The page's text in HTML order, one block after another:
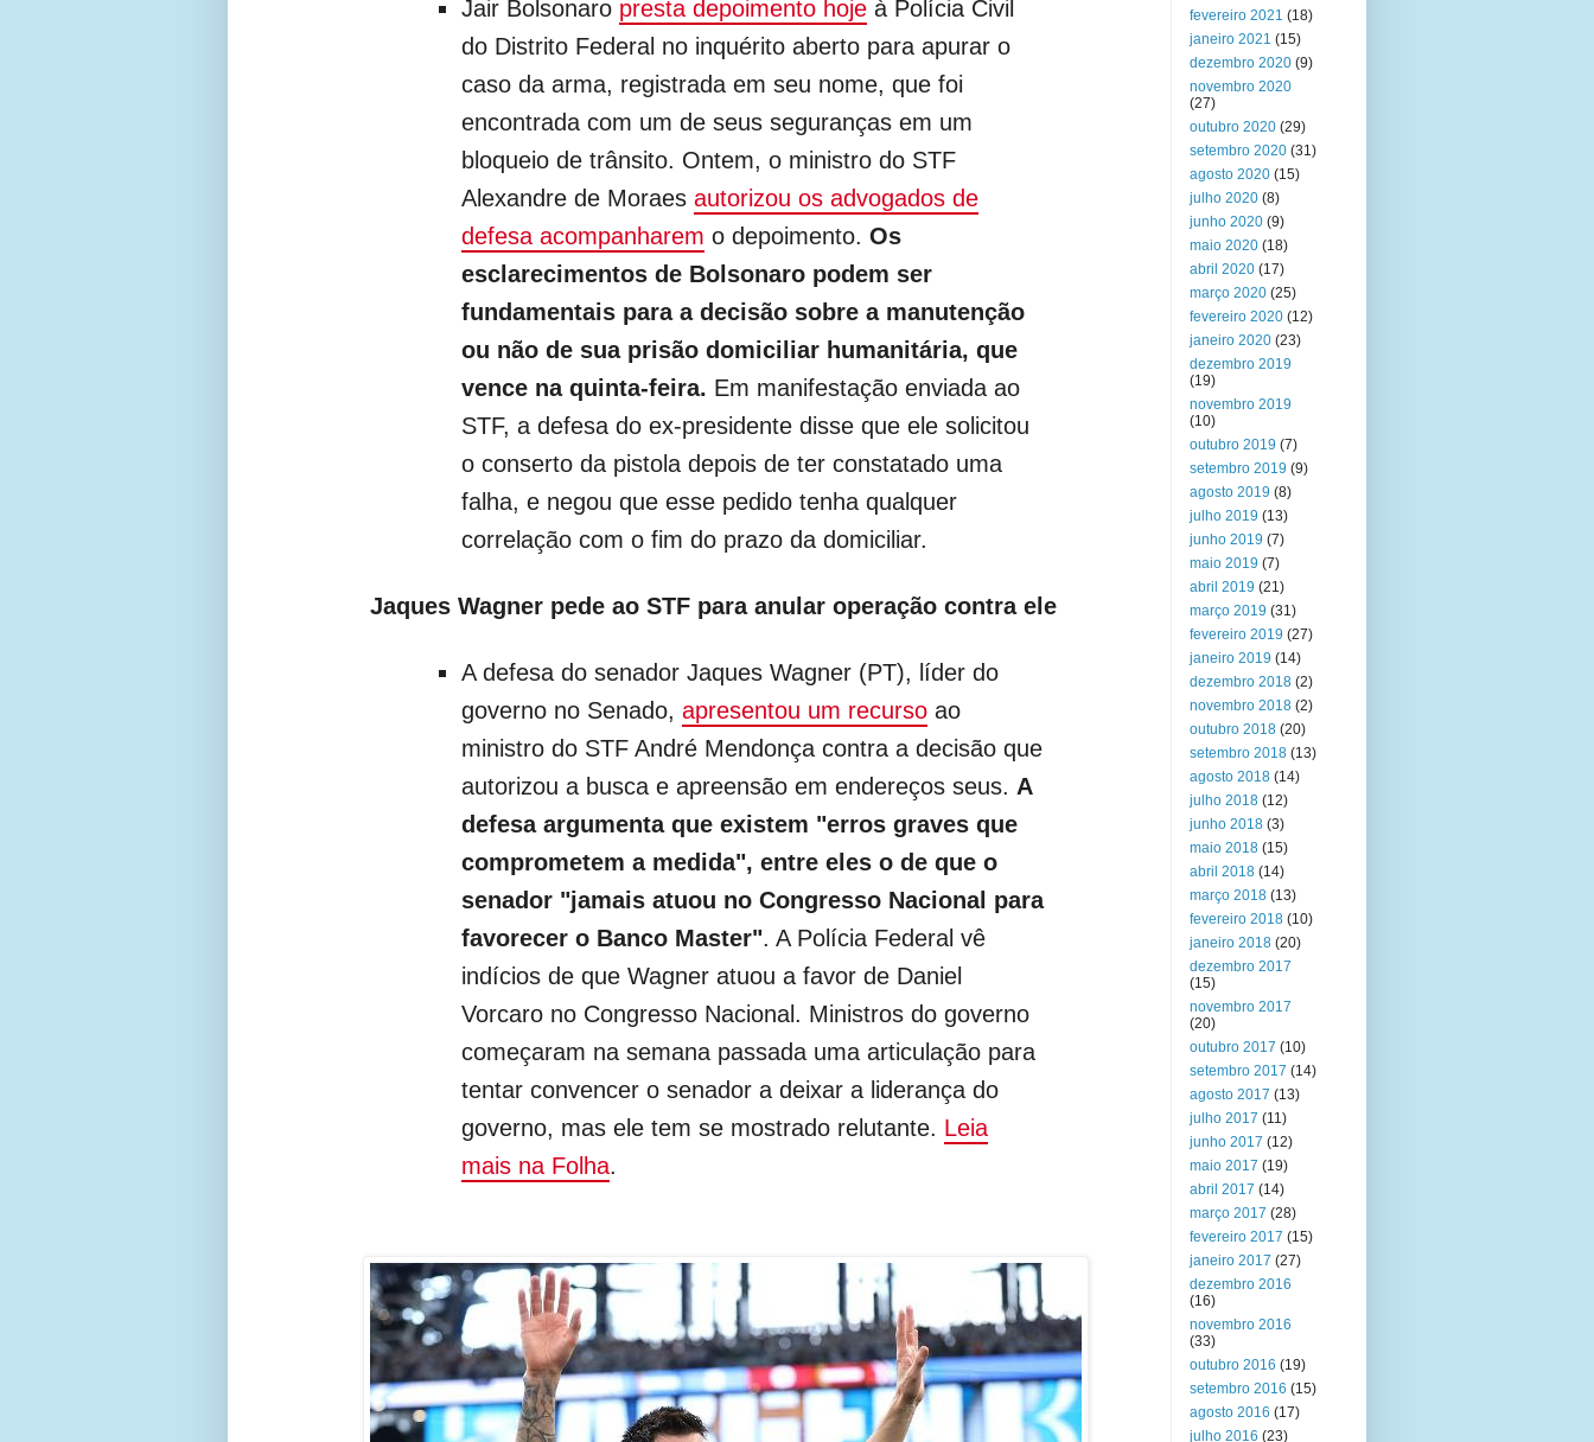
Jair Bolsonaro presta depoimento hojeà Polícia Civil
do Distrito Federal no inquérito aberto para apurar o
caso da arma, registrada em seu nome, que foi
encontrada com um de seus seguranças em um
bloqueio de trânsito. Ontem, o ministro do STF
Alexandre de Moraes autorizou os advogados de
defesa acompanharem o depoimento. Os
esclarecimentos de Bolsonaro podem ser
fundamentais para a decisão sobre a manutenção
ou não de sua prisão domiciliar humanitária, que
vence na quinta-feira. Em manifestação enviada ao
STF, a defesa do ex-presidente disse que ele solicitou
o conserto da pistola depois de ter constatado uma
falha, e negou que esse pedido tenha qualquer
correlação com o fim do prazo da domiciliar.
Jaques Wagner pede ao STF para anular operação contra ele
A defesa do senador Jaques Wagner (PT), líder do
governo no Senado, apresentou um recursoao
ministro do STF André Mendonça contra a decisão que
autorizou a busca e apreensão em endereços seus. A
defesa argumenta que existem "erros graves que
comprometem a medida", entre eles o de que o
senador "jamais atuou no Congresso Nacional para
favorecer o Banco Master". A Polícia Federal vê
indícios de que Wagner atuou a favor de Daniel
Vorcaro no Congresso Nacional. Ministros do governo
começaram na semana passada uma articulação para
tentar convencer o senador a deixar a liderança do
governo, mas ele tem se mostrado relutante. Leia
mais na Folha.
fevereiro 2021 (18)
janeiro 2021 (15)
dezembro 2020 (9)
novembro 2020
(27)
outubro 2020 (29)
setembro 2020 (31)
agosto 2020 (15)
julho 2020 (8)
junho 2020 (9)
maio 2020 (18)
abril 2020 (17)
março 2020 (25)
fevereiro 2020 (12)
janeiro 2020 (23)
dezembro 2019
(19)
novembro 2019
(10)
outubro 2019 (7)
setembro 2019 (9)
agosto 2019 (8)
julho 2019 (13)
junho 2019 (7)
maio 2019 (7)
abril 2019 (21)
março 2019 (31)
fevereiro 2019 (27)
janeiro 2019 (14)
dezembro 2018 (2)
novembro 2018 (2)
outubro 2018 (20)
setembro 2018 (13)
agosto 2018 (14)
julho 2018 (12)
junho 2018 (3)
maio 2018 (15)
abril 2018 (14)
março 2018 (13)
fevereiro 2018 (10)
janeiro 2018 (20)
dezembro 2017
(15)
novembro 2017
(20)
outubro 2017 (10)
setembro 2017 (14)
agosto 2017 (13)
julho 2017 (11)
junho 2017 (12)
maio 2017 (19)
abril 2017 (14)
março 2017 (28)
fevereiro 2017 (15)
janeiro 2017 (27)
dezembro 2016
(16)
novembro 2016
(33)
outubro 2016 (19)
setembro 2016 (15)
agosto 2016 (17)
julho 2016 (23)